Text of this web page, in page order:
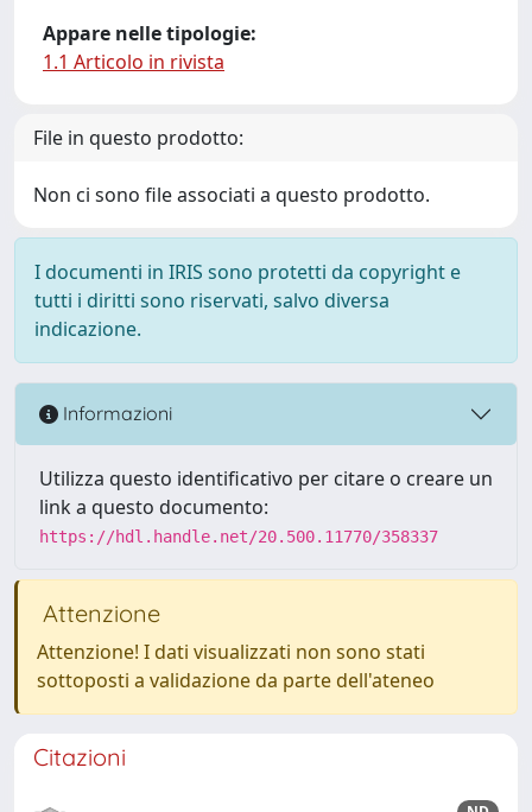
Appare nelle tipologie:
1.1 Articolo in rivista
File in questo prodotto:
Non ci sono file associati a questo prodotto.
I documenti in IRIS sono protetti da copyright e
tutti i diritti sono riservati, salvo diversa
indicazione.
Informazioni
Utilizza questo identificativo per citare o creare un
link a questo documento:
https://hdl.handle.net/20.500.11770/358337
Attenzione
Attenzione! I dati visualizzati non sono stati
sottoposti a validazione da parte dell'ateneo
Citazioni